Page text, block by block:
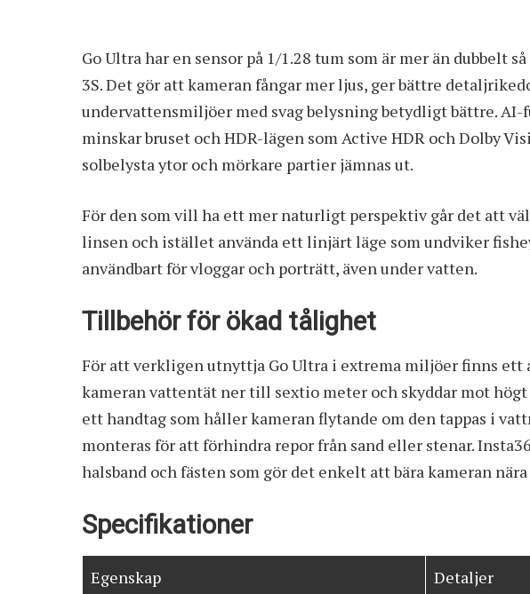
Go Ultra har en sensor på 1/1.28 tum som är mer än dubbelt
3S. Det gör att kameran fångar mer ljus, ger bättre
undervattensmiljöer med svag belysning betydligt bättre.
minskar bruset och HDR-lägen som Active HDR och Dolby
solbelysta ytor och mörkare partier jämnas ut.
För den som vill ha ett mer naturligt perspektiv går det att
linsen och istället använda ett linjärt läge som undviker
användbart för vloggar och porträtt, även under vatten.
Tillbehör för ökad tålighet
För att verkligen utnyttja Go Ultra i extrema miljöer finns ett
kameran vattentät ner till sextio meter och skyddar mot
ett handtag som håller kameran flytande om den tappas i
monteras för att förhindra repor från sand eller stenar.
halsband och fästen som gör det enkelt att bära kameran
Specifikationer
Egenskap Detaljer